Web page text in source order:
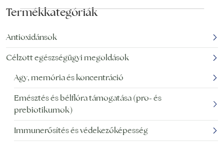
Termékkategóriák
Antioxidánsok
Célzott egészségügyi megoldások
Agy, memória és koncentráció
Emésztés és bélflóra támogatása (pro- és
prebiotikumok)
Immunerősítés és védekezőképesség